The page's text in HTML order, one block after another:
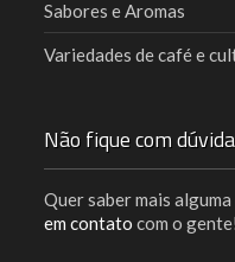
Sabores e Aromas
Variedades de café e
Não fique com
Quer saber mais
em contato com o